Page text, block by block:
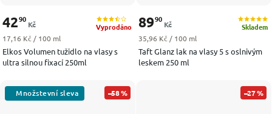
Elkos Volumen tužidlo na vlasy s
ultra silnou fixací 250ml
Vyprodáno
4290
Kč
Měrná cena:
17,16 Kč / 100 ml
Taft Glanz lak na vlasy 5 s oslnivým
leskem 250 ml
Skladem
8990
Kč
Měrná cena:
35,96 Kč / 100 ml
–58 % –27 %